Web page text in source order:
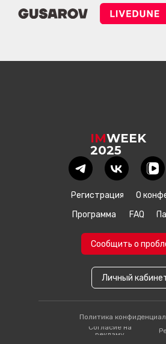
Личный
Сообщить о
IMWEEK
2025
FAQ
О
Регистрация
Программа
Согласие на
рекламу
Политика